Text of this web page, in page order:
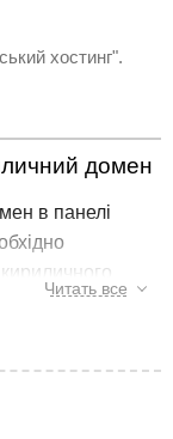
хостинг".
домен
в панелі
та
Читать все